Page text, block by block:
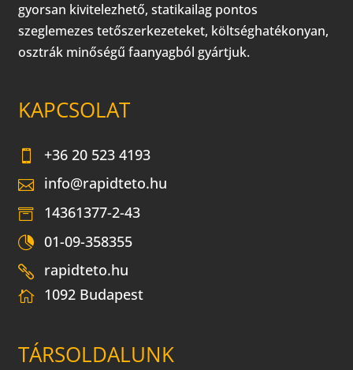
gyorsan kivitelezhető, statikailag pontos
szeglemezes tetőszerkezeteket, költséghatékonyan,
osztrák minőségű faanyagból gyártjuk.
KAPCSOLAT
+36 20 523 4193
info@rapidteto.hu
14361377-2-43
01-09-358355
rapidteto.hu
1092 Budapest
TÁRSOLDALUNK